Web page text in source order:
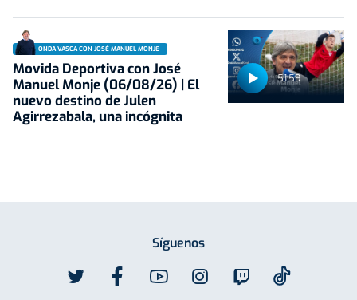
51:59
ONDA VASCA CON JOSÉ MANUEL MONJE
Movida Deportiva con José
Manuel Monje (06/08/26) | El
nuevo destino de Julen
Agirrezabala, una incógnita
Síguenos